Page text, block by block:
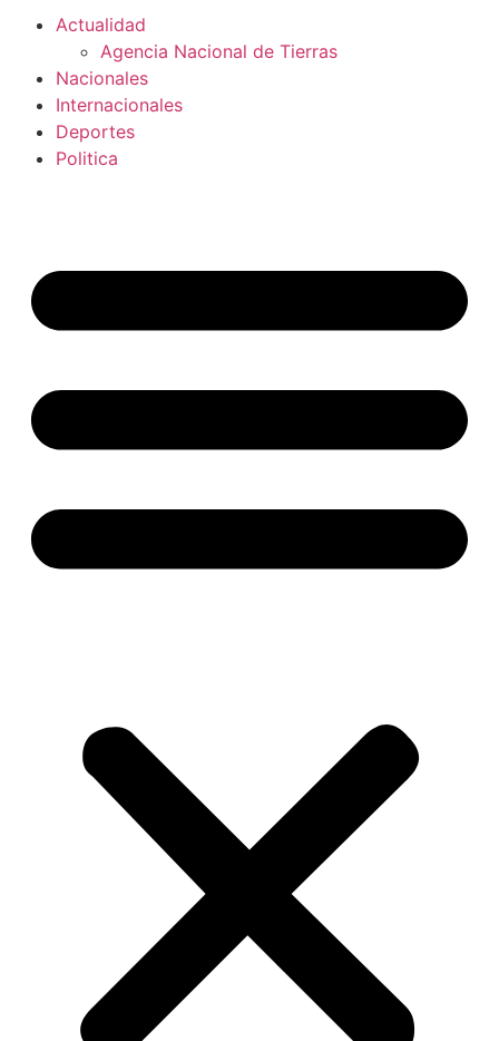
Actualidad
Agencia Nacional de Tierras
Nacionales
Internacionales
Deportes
Politica